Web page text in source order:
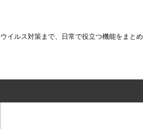
イルス対策まで、日常で役立つ機能をまと